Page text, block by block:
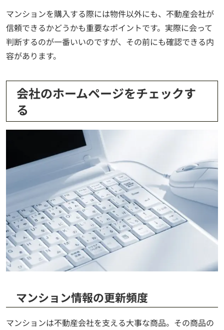
マンションを購入する際には物件以外にも、不動産会社が
信頼できるかどうかも重要なポイントです。実際に会って
判断するのが一番いいのですが、その前にも確認できる内
容があります。
会社のホームページをチェックす
る
マンション情報の更新頻度
マンションは不動産会社を支える大事な商品。その商品の